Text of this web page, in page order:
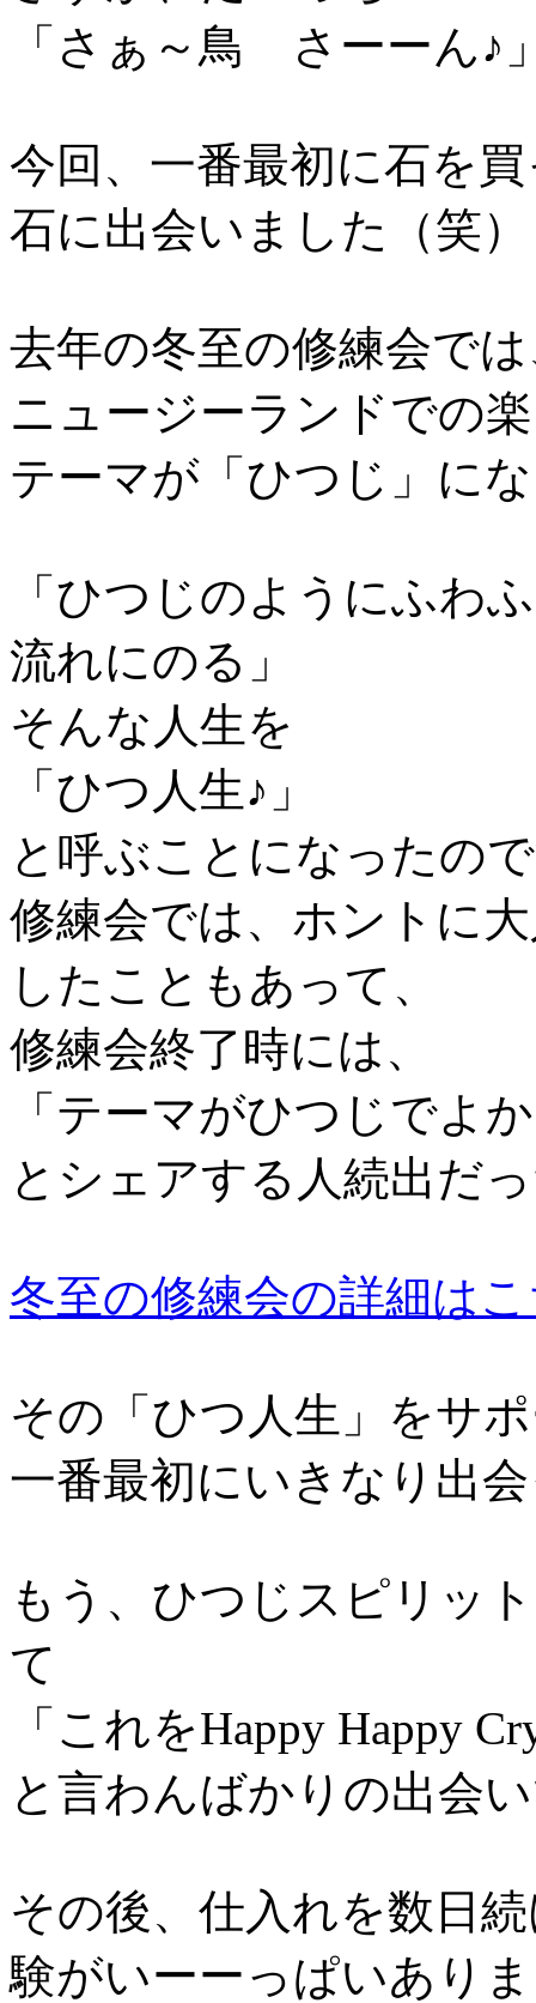
「さぁ～鳥 さーーん♪
今回、一番最初に石を
石に出会いました（笑）
去年の冬至の修練会で
ニュージーランドでの
テーマが「ひつじ」に
「ひつじのようにふわ
流れにのる」
そんな人生を
「ひつ人生♪」
と呼ぶことになったの
修練会では、ホントに
したこともあって、
修練会終了時には、
「テーマがひつじでよ
とシェアする人続出だ
冬至の修練会の詳細は
その「ひつ人生」をサ
一番最初にいきなり出
もう、ひつじスピリッ
て
「これをHappy Happy
と言わんばかりの出会
その後、仕入れを数日
験がいーーっぱいあり